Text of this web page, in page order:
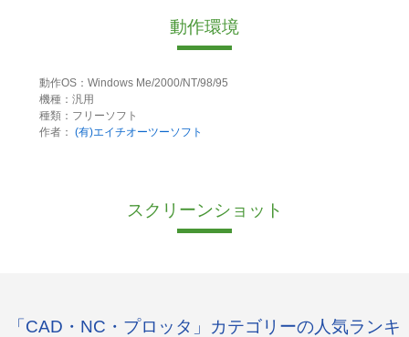
動作環境
動作OS：Windows Me/2000/NT/98/95
機種：汎用
種類：フリーソフト
作者： (有)エイチオーツーソフト
スクリーンショット
「CAD・NC・プロッタ」カテゴリーの人気ランキ